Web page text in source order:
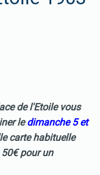
de l'Etoile vous
ledimanche 5 et
carte habituelle
pour un